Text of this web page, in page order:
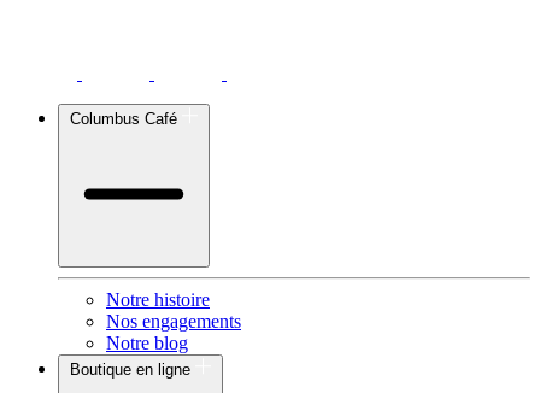
Columbus Café
Notre histoire
Nos engagements
Notre blog
Boutique en ligne